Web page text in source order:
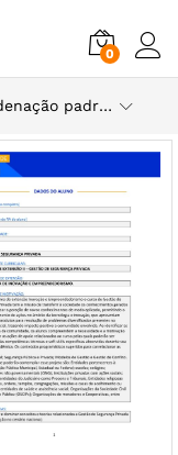
0
Ordenação padrão